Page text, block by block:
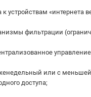
к устройствам
фильтрации
или с
доступа;